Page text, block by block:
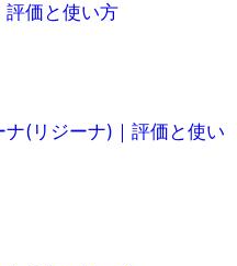
評価と使い方
ナ(リジーナ)｜評価と使い